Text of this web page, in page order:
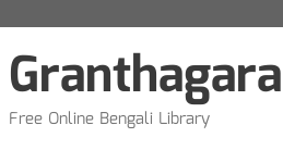
Granthagara
Free Online Bengali Library